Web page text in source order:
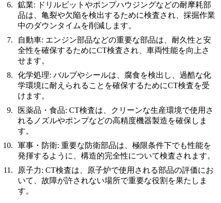
鉱業: ドリルビットやポンプハウジングなどの耐摩耗部
品は、亀裂や欠陥を検出するために検査され、採掘作業
中のダウンタイムを削減します。
自動車: エンジン部品などの重要な部品は、耐久性と安
全性を確保するためにCT検査され、車両性能を向上さ
せます。
化学処理: バルブやシールは、腐食を検出し、過酷な化
学環境に耐えられることを確保するためにCT検査を受
けます。
医薬品・食品: CT検査は、クリーンな生産環境で使用さ
れるノズルやポンプなどの高精度機器製造を確保しま
す。
軍事・防衛: 重要な防衛部品は、極限条件下でも性能を
発揮するように、構造的完全性について検査されます。
原子力: CT検査は、原子炉で使用される部品の評価にお
いて、故障が許されない場所で重要な役割を果たしま
す。